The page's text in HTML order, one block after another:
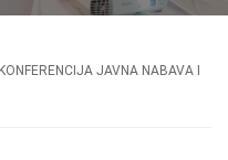
JAVNA NABAVA I